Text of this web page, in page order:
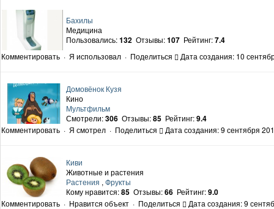
Бахилы
Медицина
Пользовались:132 Отзывы:107 Рейтинг:7.4
Комментировать · Я использовал · Поделиться Дата создания: 10
Домовёнок Кузя
Кино
Мультфильм
Смотрели:306 Отзывы:85 Рейтинг:9.4
Комментировать · Я смотрел · Поделиться Дата создания: 9 сентября
Киви
Животные и растения
Растения , Фрукты
Кому нравится:85 Отзывы:66 Рейтинг:9.0
Комментировать · Нравится объект · Поделиться Дата создания: 9